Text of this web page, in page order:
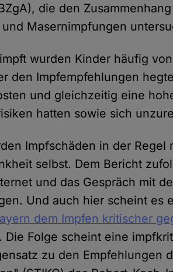
die den
Masernimpfungen
wurden Kinder häufig
den Impfempfehlungen
und gleichzeitig eine
hatten sowie sich
Impfschäden in der
selbst. Dem Bericht
und das Gespräch mit
Und auch hier scheint es
dem Impfen kritischer
Die Folge scheint eine
zu den Empfehlungen